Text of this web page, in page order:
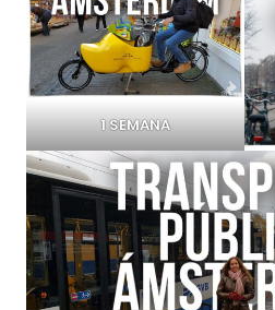
1 SEMANA